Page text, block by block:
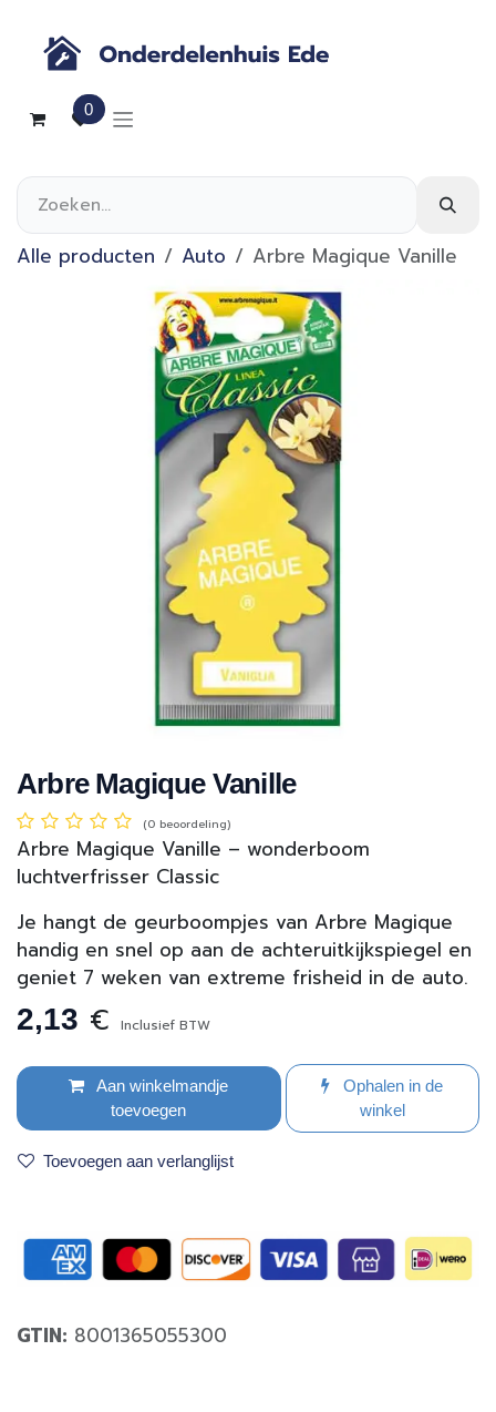
0
Alle producten Auto Arbre Magique Vanille
Arbre Magique Vanille
(0 beoordeling)
Arbre Magique Vanille – wonderboom
luchtverfrisser Classic
Je hangt de geurboompjes van Arbre Magique
handig en snel op aan de achteruitkijkspiegel en
geniet 7 weken van extreme frisheid in de auto.
2,13 € Inclusief BTW
Aan winkelmandje
toevoegen
Ophalen in de
winkel
Toevoegen aan verlanglijst
GTIN: 8001365055300